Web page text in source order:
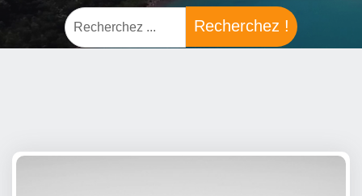
Recherchez !